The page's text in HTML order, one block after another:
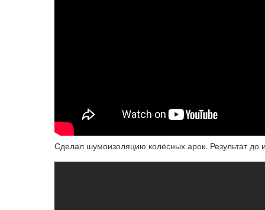
Сделал шумоизоляцию колёсных арок. Результат до